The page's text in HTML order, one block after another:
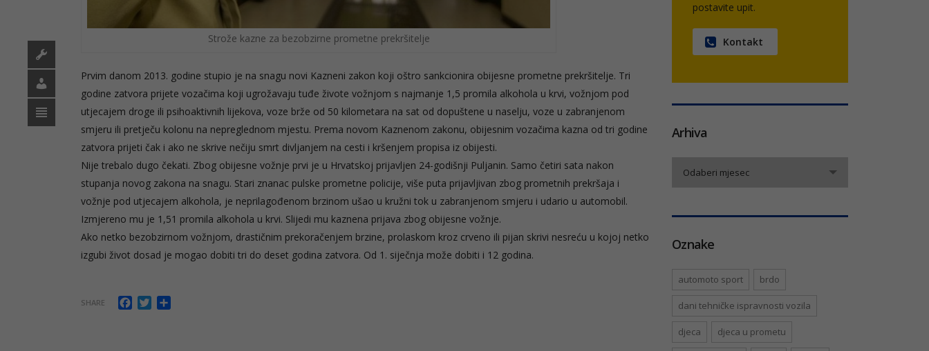
Strože kazne za bezobzirne prometne prekršitelje
Prvim danom 2013. godine stupio je na snagu novi Kazneni zakon koji oštro sankcionira obijesne prometne prekršitelje. Tri
godine zatvora prijete vozačima koji ugrožavaju tuđe živote vožnjom s najmanje 1,5 promila alkohola u krvi, vožnjom pod
utjecajem droge ili psihoaktivnih lijekova, voze brže od 50 kilometara na sat od dopuštene u naselju, voze u zabranjenom
smjeru ili pretječu kolonu na nepreglednom mjestu. Prema novom Kaznenom zakonu, obijesnim vozačima kazna od tri godine
zatvora prijeti čak i ako ne skrive nečiju smrt divljanjem na cesti i kršenjem propisa iz obijesti.
Nije trebalo dugo čekati. Zbog obijesne vožnje prvi je u Hrvatskoj prijavljen 24-godišnji Puljanin. Samo četiri sata nakon
stupanja novog zakona na snagu. Stari znanac pulske prometne policije, više puta prijavljivan zbog prometnih prekršaja i
vožnje pod utjecajem alkohola, je neprilagođenom brzinom ušao u kružni tok u zabranjenom smjeru i udario u automobil.
Izmjereno mu je 1,51 promila alkohola u krvi. Slijedi mu kaznena prijava zbog obijesne vožnje.
Ako netko bezobzirnom vožnjom, drastičnim prekoračenjem brzine, prolaskom kroz crveno ili pijan skrivi nesreću u kojoj netko
izgubi život dosad je mogao dobiti tri do deset godina zatvora. Od 1. siječnja može dobiti i 12 godina.
SHARE Facebook
Twitter
postavite upit.
Kontakt
Arhiva
Odaberi mjesec
Oznake
automoto sport brdo
dani tehničke ispravnosti vozila
djeca djeca u prometu